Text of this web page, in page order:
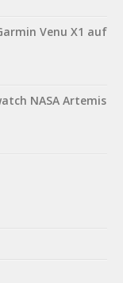
Venu X1 auf
NASA Artemis